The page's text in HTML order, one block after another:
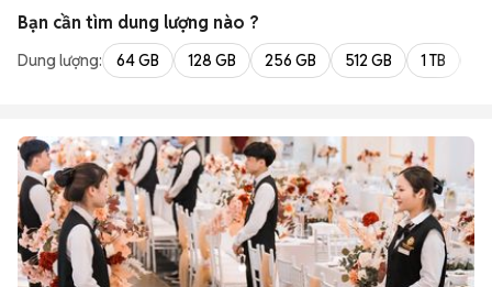
Bạn cần tìm dung lượng nào ?
Dung lượng: 64 GB 128 GB 256 GB 512 GB 1 TB